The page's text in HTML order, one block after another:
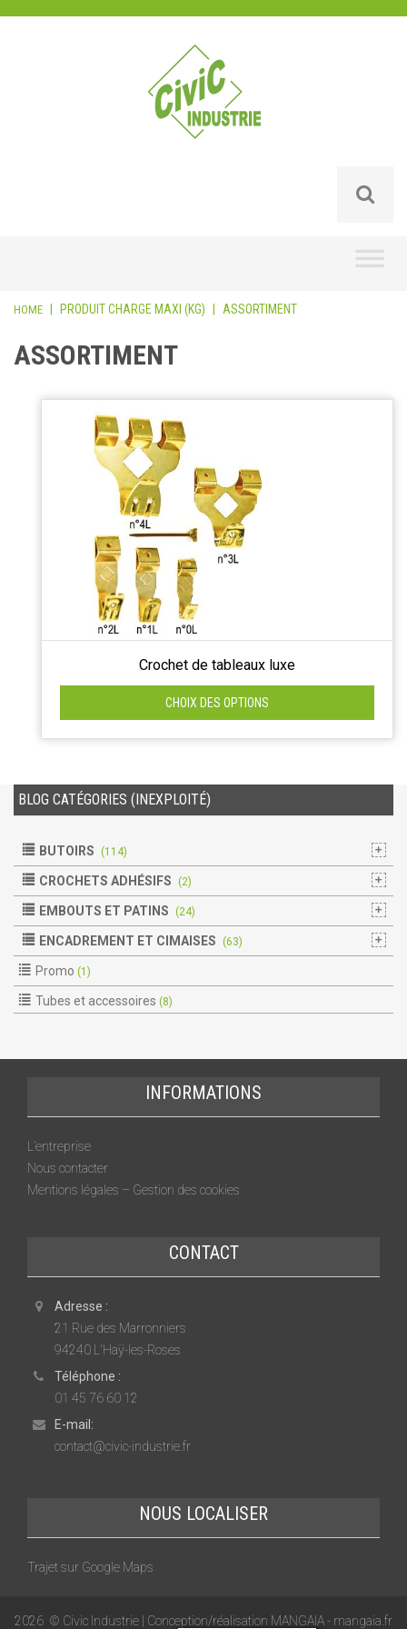
HOME PRODUIT CHARGE MAXI (KG) ASSORTIMENT
ASSORTIMENT
Crochet de tableaux luxe
CHOIX DES OPTIONS
BLOG CATÉGORIES (INEXPLOITÉ)
BUTOIRS (114)
CROCHETS ADHÉSIFS (2)
EMBOUTS ET PATINS (24)
ENCADREMENT ET CIMAISES (63)
Promo (1)
Tubes et accessoires (8)
INFORMATIONS
L’entreprise
Nous contacter
Mentions légales – Gestion des cookies
CONTACT
Adresse :
21 Rue des Marronniers
94240 L'Haÿ-les-Roses
Téléphone :
01 45 76 60 12
E-mail:
contact@civic-industrie.fr
NOUS LOCALISER
Trajet sur Google Maps
2026 © Civic Industrie | Conception/réalisation MANGAIA - mangaia.fr